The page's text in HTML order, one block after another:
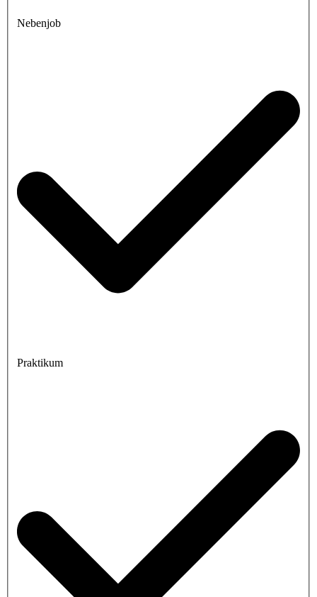
Nebenjob
Praktikum